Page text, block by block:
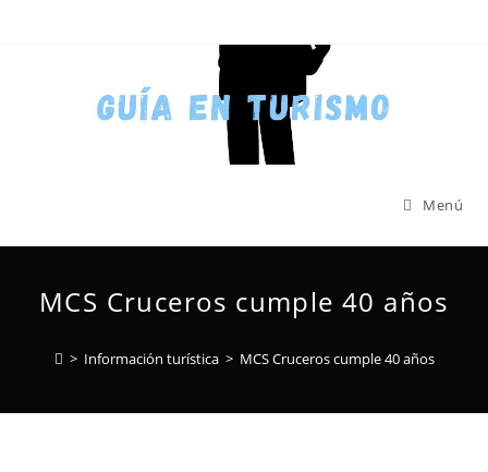
Menú
MCS Cruceros cumple 40 años
> Información turística > MCS Cruceros cumple 40 años